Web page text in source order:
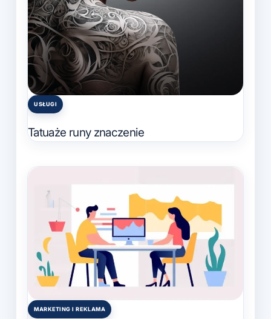
Posted
USŁUGI
Tatuaże runy znaczenie
Posted
MARKETING I REKLAMA